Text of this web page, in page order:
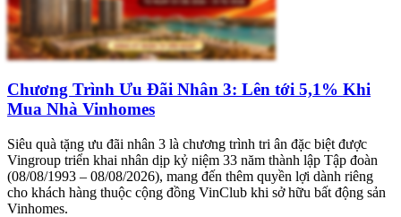
Chương Trình Ưu Đãi Nhân 3: Lên tới 5,1% Khi
Mua Nhà Vinhomes
Siêu quà tặng ưu đãi nhân 3 là chương trình tri ân đặc biệt được
Vingroup triển khai nhân dịp kỷ niệm 33 năm thành lập Tập đoàn
(08/08/1993 – 08/08/2026), mang đến thêm quyền lợi dành riêng
cho khách hàng thuộc cộng đồng VinClub khi sở hữu bất động sản
Vinhomes.